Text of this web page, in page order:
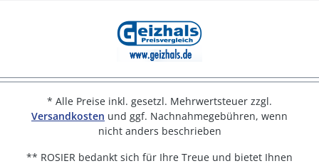
* Alle Preise inkl. gesetzl. Mehrwertsteuer zzgl.
Versandkosten und ggf. Nachnahmegebühren, wenn
nicht anders beschrieben
** ROSIER bedankt sich für Ihre Treue und bietet Ihnen